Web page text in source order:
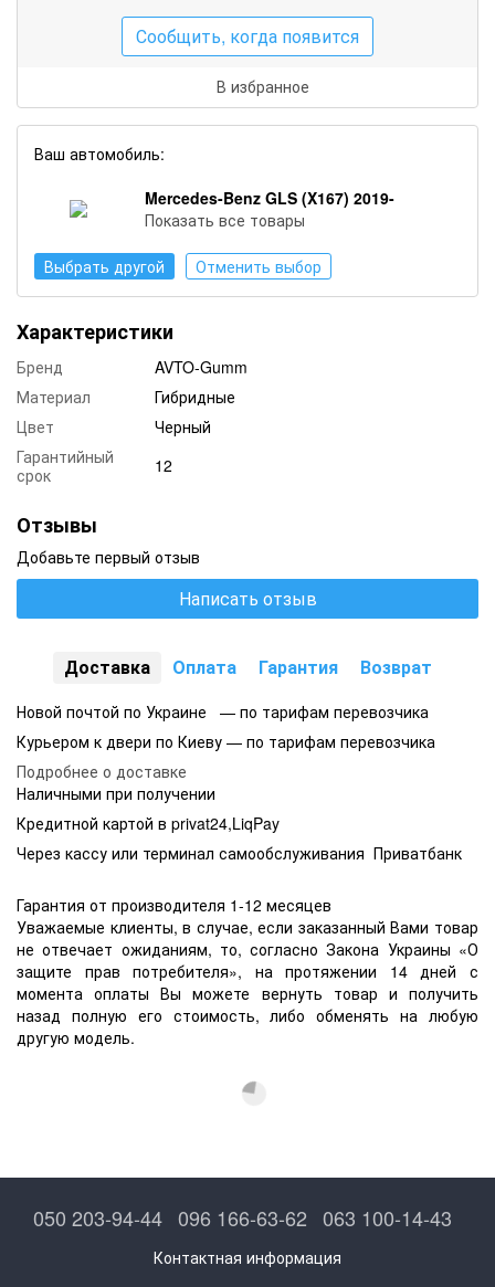
Сообщить, когда появится
В избранное
Ваш автомобиль:
Mercedes-Benz GLS (X167) 2019-
Показать все товары
Выбрать другой Отменить выбор
Характеристики
Бренд
AVTO-Gumm
Материал
Гибридные
Цвет
Черный
Гарантийный
срок
12
Отзывы
Добавьте первый отзыв
Написать отзыв
Доставка Оплата Гарантия Возврат
Новой почтой по Украине — по тарифам перевозчика
Курьером к двери по Киеву — по тарифам перевозчика
Подробнее о доставке
Наличными при получении
Кредитной картой в privat24,LiqPay
Через кассу или терминал самообслуживания Приватбанк
Гарантия от производителя 1-12 месяцев
Уважаемые клиенты, в случае, если заказанный Вами товар
не отвечает ожиданиям, то, согласно Закона Украины «О
защите прав потребителя», на протяжении 14 дней с
момента оплаты Вы можете вернуть товар и получить
назад полную его стоимость, либо обменять на любую
другую модель.
050 203-94-44 096 166-63-62 063 100-14-43
Контактная информация